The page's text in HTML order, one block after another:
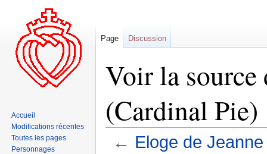
Voir la source
(Cardinal Pie)
← Eloge de
Page Discussion
Accueil
Modifications récentes
Toutes les pages
Personnages